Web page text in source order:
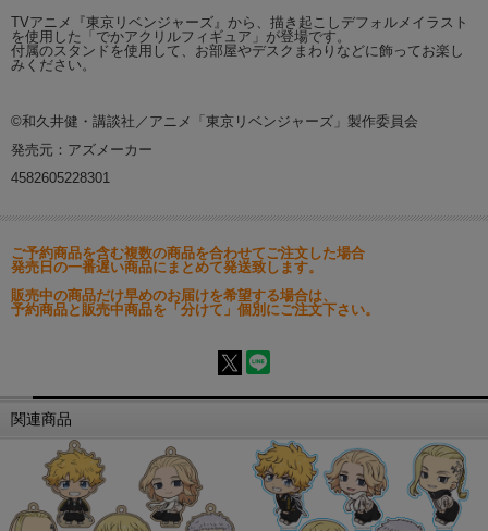
TVアニメ『東京リベンジャーズ』から、描き起こしデフォルメイラスト
を使用した「でかアクリルフィギュア」が登場です。
付属のスタンドを使用して、お部屋やデスクまわりなどに飾ってお楽し
みください。
©和久井健・講談社／アニメ「東京リベンジャーズ」製作委員会
発売元：アズメーカー
4582605228301
ご予約商品を含む複数の商品を合わせてご注文した場合
発売日の一番遅い商品にまとめて発送致します。
販売中の商品だけ早めのお届けを希望する場合は、
予約商品と販売中商品を「分けて」個別にご注文下さい。
関連商品